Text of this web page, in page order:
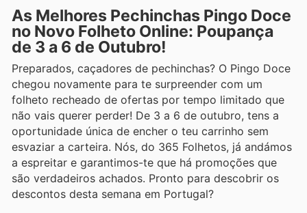
As Melhores Pechinchas Pingo Doce
no Novo Folheto Online: Poupança
de 3 a 6 de Outubro!
Preparados, caçadores de pechinchas? O Pingo Doce
chegou novamente para te surpreender com um
folheto recheado de ofertas por tempo limitado que
não vais querer perder! De 3 a 6 de outubro, tens a
oportunidade única de encher o teu carrinho sem
esvaziar a carteira. Nós, do 365 Folhetos, já andámos
a espreitar e garantimos-te que há promoções que
são verdadeiros achados. Pronto para descobrir os
descontos desta semana em Portugal?